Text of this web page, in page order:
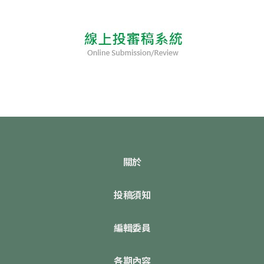
關於
投稿須知
編輯委員
各期內容